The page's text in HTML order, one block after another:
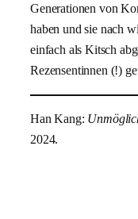
Generationen von
haben und sie nach
einfach als Kitsch
Rezensentinnen (!)
Han Kang:
2024.